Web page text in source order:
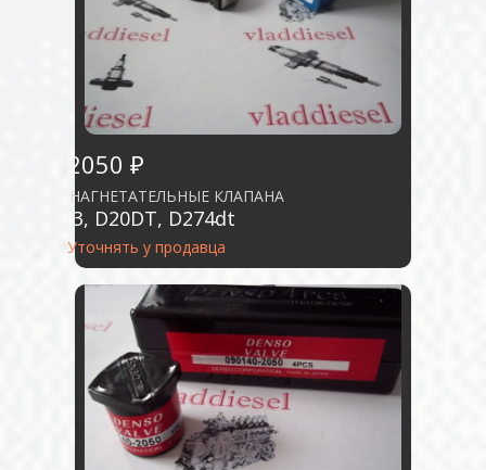
2050 ₽
НАГНЕТАТЕЛЬНЫЕ КЛАПАНА
J3, D20DT, D274dt
Уточнять у продавца